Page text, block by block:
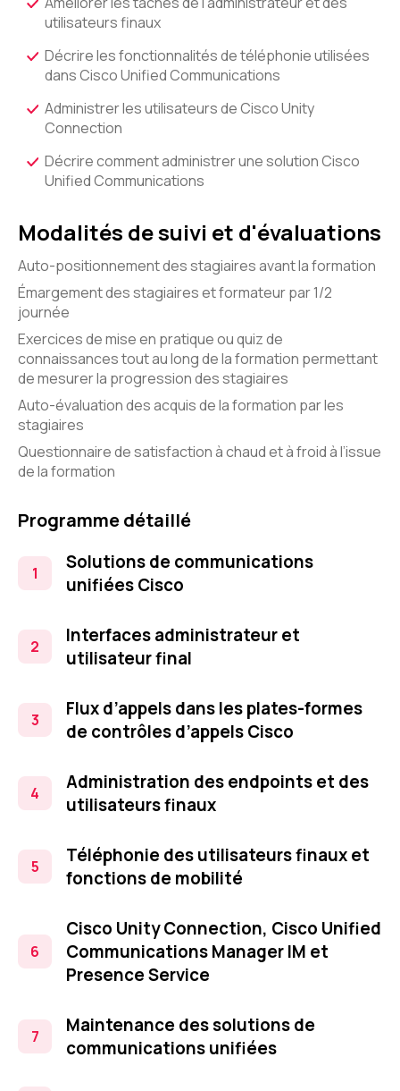
utilisateurs finaux
Décrire les fonctionnalités de téléphonie utilisées
dans Cisco Unified Communications
Administrer les utilisateurs de Cisco Unity
Connection
Décrire comment administrer une solution Cisco
Unified Communications
Modalités de suivi et d'évaluations
Auto-positionnement des stagiaires avant la formation
Émargement des stagiaires et formateur par 1/2
journée
Exercices de mise en pratique ou quiz de
connaissances tout au long de la formation permettant
de mesurer la progression des stagiaires
Auto-évaluation des acquis de la formation par les
stagiaires
Questionnaire de satisfaction à chaud et à froid à l’issue
de la formation
Programme détaillé
Solutions de communications
unifiées Cisco
Interfaces administrateur et
utilisateur final
Flux d’appels dans les plates-formes
de contrôles d’appels Cisco
Administration des endpoints et des
utilisateurs finaux
Téléphonie des utilisateurs finaux et
fonctions de mobilité
Cisco Unity Connection, Cisco Unified
Communications Manager IM et
Presence Service
Maintenance des solutions de
communications unifiées